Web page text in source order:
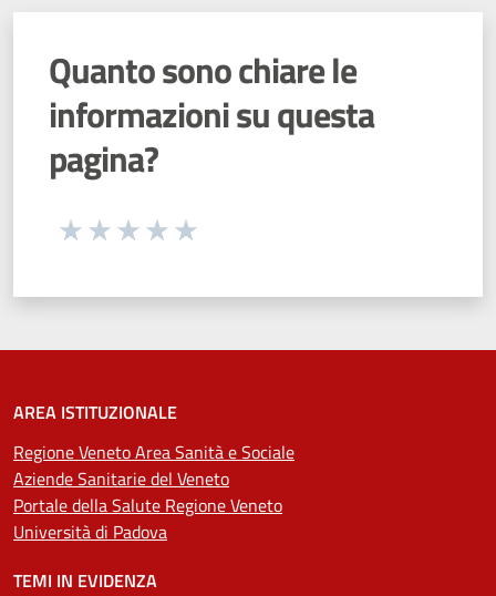
Quanto sono chiare le
informazioni su questa
pagina?
Seleziona una valutazione da 1 a 5 stelle
AREA ISTITUZIONALE
Regione Veneto Area Sanità e Sociale
Aziende Sanitarie del Veneto
Portale della Salute Regione Veneto
Università di Padova
TEMI IN EVIDENZA